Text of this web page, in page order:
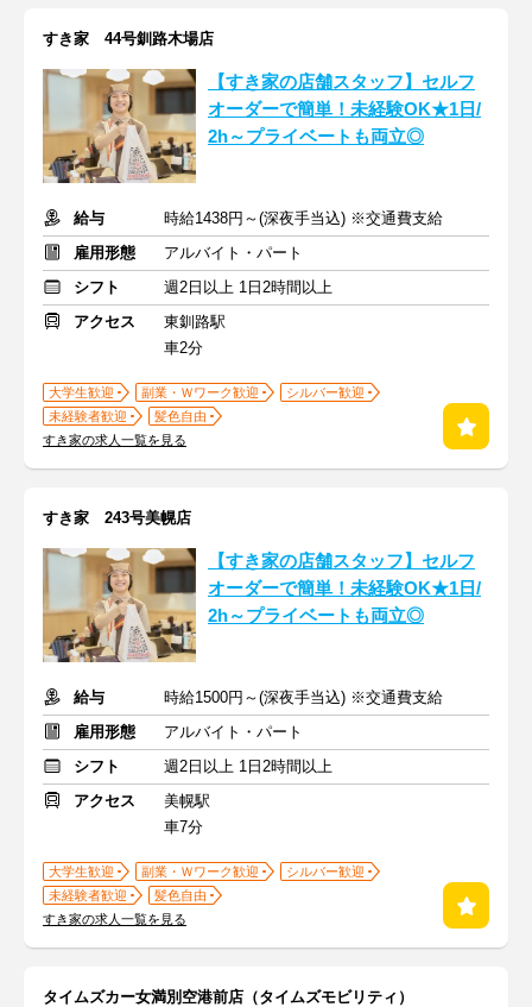
すき家 44号釧路木場店
【すき家の店舗スタッフ】セルフ
オーダーで簡単！未経験OK★1日/
2h～プライベートも両立◎
給与
時給1438円～(深夜手当込) ※交通費支給
雇用形態
アルバイト・パート
シフト
週2日以上 1日2時間以上
アクセス
東釧路駅
車2分
大学生歓迎 副業・Ｗワーク歓迎
シルバー歓迎
未経験者歓迎
髪色自由
すき家の求人一覧を見る
すき家 243号美幌店
【すき家の店舗スタッフ】セルフ
オーダーで簡単！未経験OK★1日/
2h～プライベートも両立◎
給与
時給1500円～(深夜手当込) ※交通費支給
雇用形態
アルバイト・パート
シフト
週2日以上 1日2時間以上
アクセス
美幌駅
車7分
大学生歓迎 副業・Ｗワーク歓迎
シルバー歓迎
未経験者歓迎
髪色自由
すき家の求人一覧を見る
タイムズカー女満別空港前店（タイムズモビリティ）